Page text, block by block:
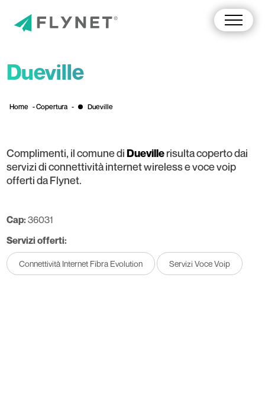
Dueville
Home -Copertura - Dueville
Complimenti, il comune diDuevillerisulta coperto dai
servizi di connettività internet wireless e voce voip
offerti da Flynet.
Cap:36031
Servizi offerti:
Connettività Internet Fibra Evolution Servizi Voce Voip